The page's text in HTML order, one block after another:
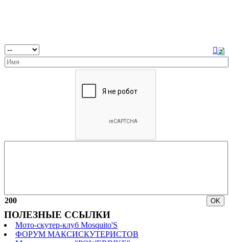
200
ПОЛЕЗНЫЕ ССЫЛКИ
Мото-скутер-клуб Mosquito'S
ФОРУМ МАКСИСКУТЕРИСТОВ